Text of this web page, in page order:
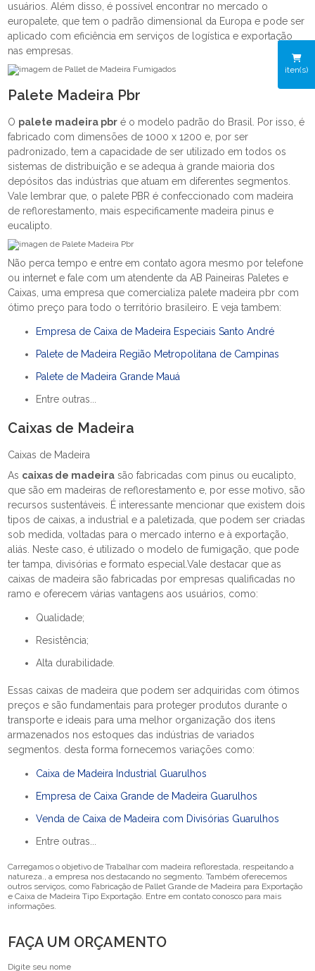
iten(s)
usuários. Além disso, é possível encontrar no mercado o
europalete, que tem o padrão dimensional da Europa e pode ser
aplicado com eficiência em serviços de logística e exportação
nas empresas.
Palete Madeira Pbr
O palete madeira pbr é o modelo padrão do Brasil. Por isso, é
fabricado com dimensões de 1000 x 1200 e, por ser
padronizado, tem a capacidade de ser utilizado em todos os
sistemas de distribuição e se adequa à grande maioria dos
depósitos das indústrias que atuam em diferentes segmentos.
Vale lembrar que, o palete PBR é confeccionado com madeira
de reflorestamento, mais especificamente madeira pinus e
eucalipto.
Não perca tempo e entre em contato agora mesmo por telefone
ou internet e fale com um atendente da AB Paineiras Paletes e
Caixas, uma empresa que comercializa palete madeira pbr com
ótimo preço para todo o território brasileiro. E veja tambem:
Empresa de Caixa de Madeira Especiais Santo André
Palete de Madeira Região Metropolitana de Campinas
Palete de Madeira Grande Mauá
Entre outras...
Caixas de Madeira
Caixas de Madeira
As caixas de madeira são fabricadas com pinus ou eucalipto,
que são em madeiras de reflorestamento e, por esse motivo, são
recursos sustentáveis. É interessante mencionar que existem dois
tipos de caixas, a industrial e a paletizada, que podem ser criadas
sob medida, voltadas para o mercado interno e à exportação,
aliás. Neste caso, é utilizado o modelo de fumigação, que pode
ter tampa, divisórias e formato especial.Vale destacar que as
caixas de madeira são fabricadas por empresas qualificadas no
ramo e oferecem várias vantagens aos usuários, como:
Qualidade;
Resistência;
Alta durabilidade.
Essas caixas de madeira que podem ser adquiridas com ótimos
preços e são fundamentais para proteger produtos durante o
transporte e ideais para uma melhor organização dos itens
armazenados nos estoques das indústrias de variados
segmentos. desta forma fornecemos variações como:
Caixa de Madeira Industrial Guarulhos
Empresa de Caixa Grande de Madeira Guarulhos
Venda de Caixa de Madeira com Divisórias Guarulhos
Entre outras...
Carregamos o objetivo de Trabalhar com madeira reflorestada, respeitando a
natureza., a empresa nos destacando no segmento. Também oferecemos
outros serviços, como Fabricação de Pallet Grande de Madeira para Exportação
e Caixa de Madeira Tipo Exportação. Entre em contato conosco para mais
informações.
FAÇA UM ORÇAMENTO
Digite seu nome